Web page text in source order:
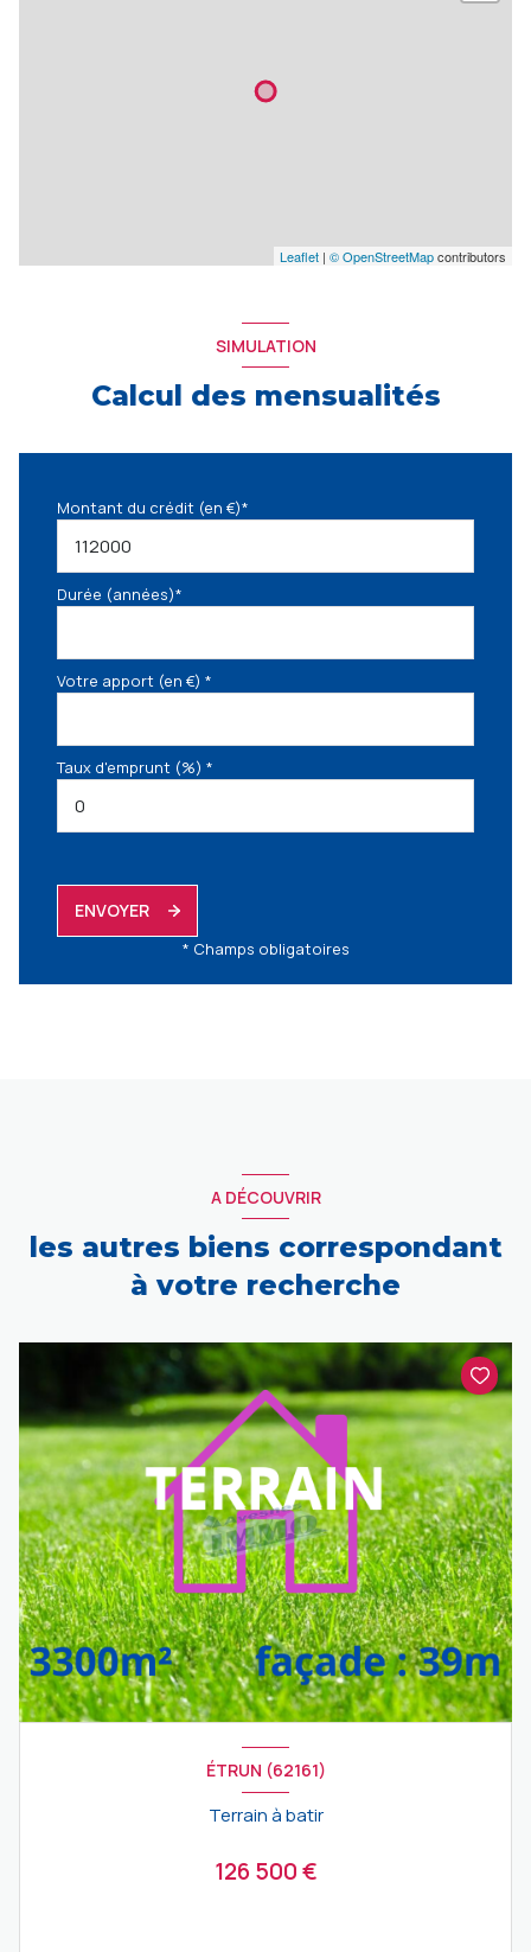
Leaflet | © OpenStreetMapcontributors
SIMULATION
Calcul des mensualités
Montant du crédit (en €)*
Durée (années)*
Votre apport (en €) *
Taux d'emprunt (%) *
ENVOYER
* Champs obligatoires
A DÉCOUVRIR
les autres biens correspondant
à votre recherche
ÉTRUN (62161)
Terrain à batir
126 500 €